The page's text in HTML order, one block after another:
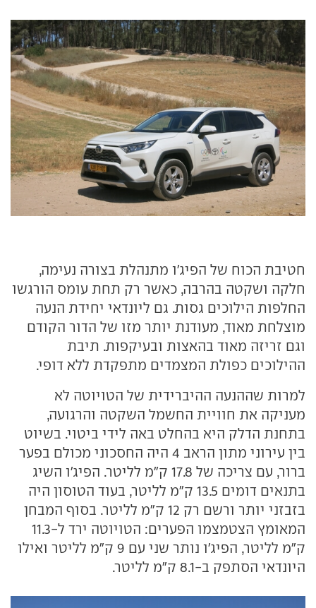
חטיבת הכוח של הפיג'ו מתנהלת בצורה נעימה,
חלקה ושקטה בהרבה, כאשר רק תחת עומס הורגשו
החלפות הילוכים גסות. גם ליונדאי יחידת הנעה
מוצלחת מאוד, מעודנת יותר מזו של הדור הקודם
וגם זריזה מאוד בהאצות ובעיקפות. תיבת
ההילוכים כפולת המצמדים מתפקדת ללא דופי.
למרות שההנעה ההיברידית של הטויוטה לא
מעניקה את חוויית החשמל השקטה והרגועה,
בתחנת הדלק היא בהחלט באה לידי ביטוי. בשיוט
בין עירוני מתון הראב 4 היה החסכוני מכולם בפער
ברור, עם צריכה של 17.8 ק"מ לליטר. הפיג'ו השיג
בתנאים דומים 13.5 ק"מ לליטר, בעוד הטוסון היה
בזבזני יותר ורשם רק 12 ק"מ לליטר. בסוף המבחן
המאומץ הצטמצמו הפערים: הטויוטה ירד ל-11.3
ק"מ לליטר, הפיג'ו נותר שני עם 9 ק"מ לליטר ואילו
היונדאי הסתפק ב-8.1 ק"מ לליטר.